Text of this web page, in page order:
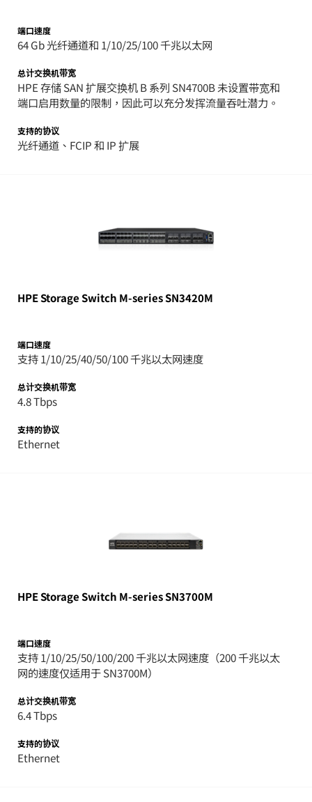
端口速度
64 Gb 光纤通道和 1/10/25/100 千兆以太网
总计交换机带宽
HPE 存储 SAN 扩展交换机 B 系列 SN4700B 未设置带宽和
端口启用数量的限制，因此可以充分发挥流量吞吐潜力。
支持的协议
光纤通道、FCIP 和 IP 扩展
HPE Storage Switch M-series SN3420M
端口速度
支持 1/10/25/40/50/100 千兆以太网速度
总计交换机带宽
4.8 Tbps
支持的协议
Ethernet
HPE Storage Switch M-series SN3700M
端口速度
支持 1/10/25/50/100/200 千兆以太网速度（200 千兆以太
网的速度仅适用于 SN3700M）
总计交换机带宽
6.4 Tbps
支持的协议
Ethernet